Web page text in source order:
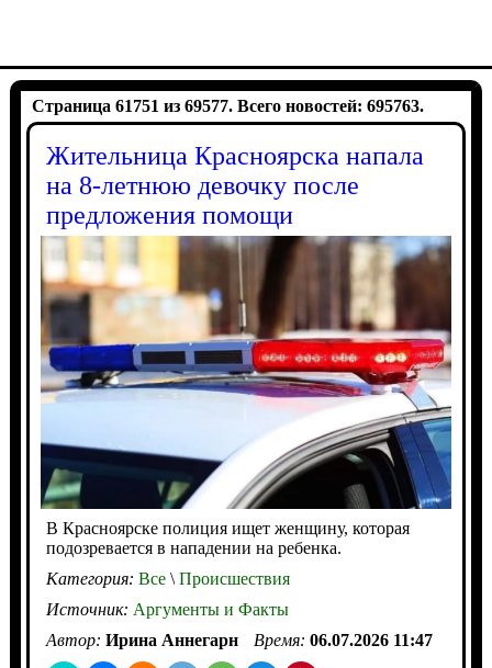
Страница 61751 из 69577. Всего новостей: 695763.
Жительница Красноярска напала
на 8-летнюю девочку после
предложения помощи
В Красноярске полиция ищет женщину, которая
подозревается в нападении на ребенка.
Категория: Все\Происшествия
Источник: Аргументы и Факты
Автор: Ирина Аннегарн Время: 06.07.2026 11:47